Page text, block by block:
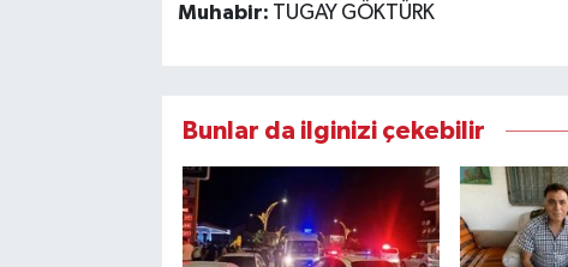
Muhabir: TUGAY GÖKTÜRK
Bunlar da ilginizi çekebilir